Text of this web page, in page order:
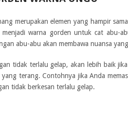
merupakan elemen yang hampir
warna gorden untuk cat abu-
abu-abu akan membawa nuansa
tidak terlalu gelap, akan lebih baik
terang. Contohnya jika Anda
tidak berkesan terlalu gelap.